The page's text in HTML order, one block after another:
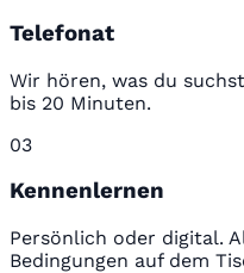
Telefonat
Wir hören, was du
bis 20 Minuten.
03
Kennenlernen
Persönlich oder digital.
Bedingungen auf dem